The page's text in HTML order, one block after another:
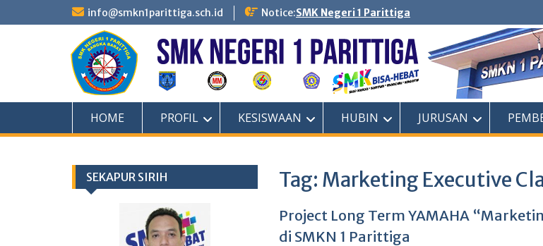
to
info@smkn1parittiga.sch.id Notice:SMK Negeri 1 Parittiga
HOME PROFIL KESISWAAN HUBIN JURUSAN
Tag: Marketing Executive
Project Long Term YAMAHA
di SMKN 1 Parittiga
SEKAPUR SIRIH